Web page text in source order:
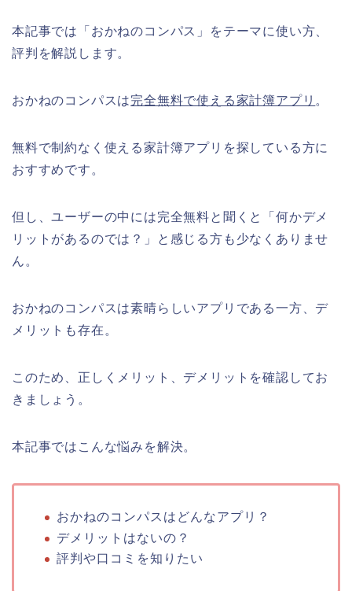
本記事では「おかねのコンパス」をテーマに使い方、
評判を解説します。
おかねのコンパスは完全無料で使える家計簿アプリ 。
無料で制約なく使える家計簿アプリを探している方に
おすすめです。
但し、ユーザーの中には完全無料と聞くと「何かデメ
リットがあるのでは？」と感じる方も少なくありませ
ん。
おかねのコンパスは素晴らしいアプリである一方、デ
メリットも存在。
このため、正しくメリット、デメリットを確認してお
きましょう。
本記事ではこんな悩みを解決。
おかねのコンパスはどんなアプリ？
デメリットはないの？
評判や口コミを知りたい